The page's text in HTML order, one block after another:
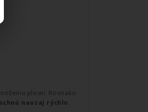
plesní. Rovnako
naozaj rýchlo.